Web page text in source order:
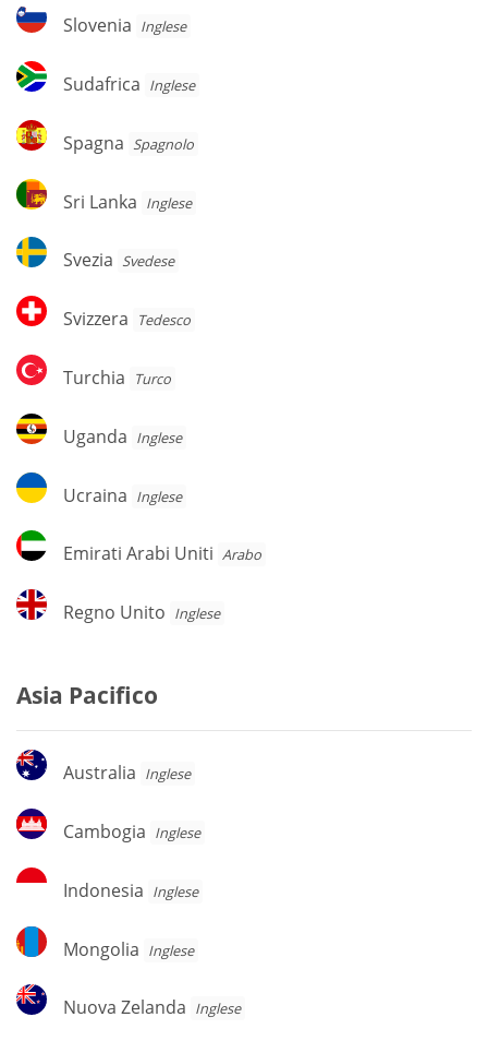
Slovenia
Slovenia Inglese
Sudafrica
Sudafrica Inglese
Spagna
Spagna Spagnolo
Sri
Lanka
Sri Lanka Inglese
Svezia
Svezia Svedese
Svizzera
Svizzera Tedesco
Turchia
Turchia Turco
Uganda
Uganda Inglese
Ucraina
Ucraina Inglese
Emirati
Arabi
Emirati Arabi Uniti Arabo
Regno
Unito
Regno Unito Inglese
Asia Pacifico
Australia
Australia Inglese
Cambogia
Cambogia Inglese
Indonesia
Indonesia Inglese
Mongolia
Mongolia Inglese
Nuova
Zelanda
Nuova Zelanda Inglese